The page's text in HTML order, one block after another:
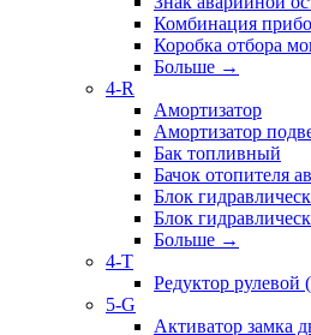
Комбинация
Коробка отбора
Больше →
4-R
Амортизатор
Амортизатор
Бак топливный
Бачок отопителя
Блок
Блок
Больше →
4-T
Редуктор рулевой
5-G
Активатор замка